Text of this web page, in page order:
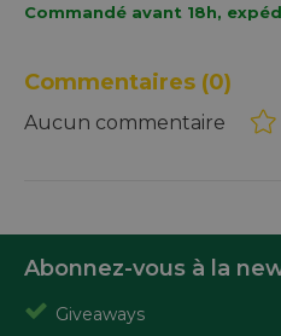
Commandé avant 18h,
Commentaires (0)
Aucun commentaire
Abonnez-vous à la
Giveaways